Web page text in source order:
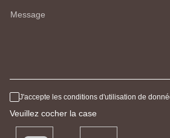
Message
J'accepte les conditions d'utilisation de
Veuillez cocher la case